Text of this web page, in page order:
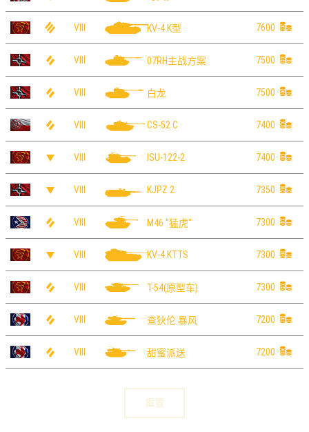
VIII KV-4 K型 7600
VIII 07RH主战方案 7500
VIII 白龙 7500
VIII CS-52 C 7400
VIII ISU-122-2 7400
VIII KJPZ 2 7350
VIII M46 "猛虎" 7300
VIII KV-4 KTTS 7300
VIII T-54(原型车) 7300
VIII 查狄伦 暴风 7200
VIII 甜蜜派送 7200
LKpz 70(K)
重置